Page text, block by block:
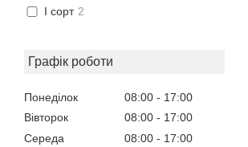
I сорт 2
Графік роботи
Понеділок 08:00
17:00
Вівторок
08:00
17:00
Середа
08:00
17:00